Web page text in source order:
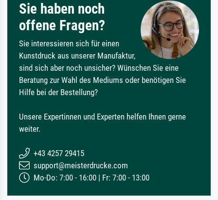
Sie haben noch
offene Fragen?
Sie interessieren sich für einen
Kunstdruck aus unserer Manufaktur,
sind sich aber noch unsicher? Wünschen Sie eine
Beratung zur Wahl des Mediums oder benötigen Sie
Hilfe bei der Bestellung?
Unsere Expertinnen und Experten helfen Ihnen gerne
weiter.
+43 4257 29415
support@meisterdrucke.com
Mo-Do: 7:00 - 16:00 | Fr: 7:00 - 13:00